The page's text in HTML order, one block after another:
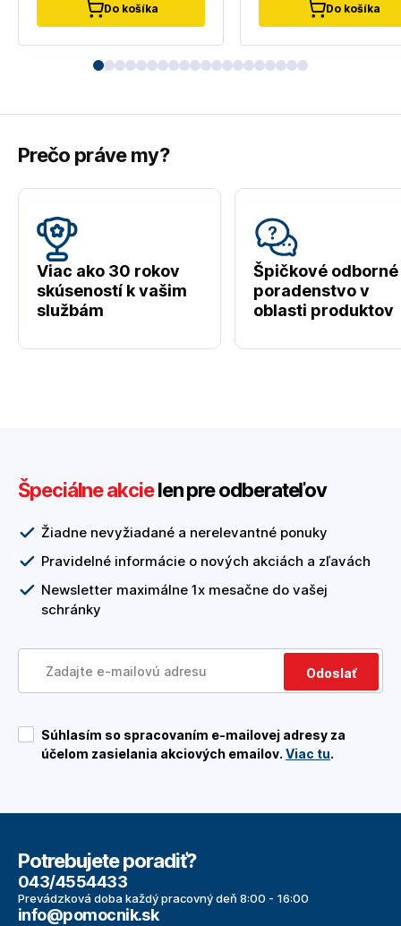
Do košíka Do košíka
Prečo práve my?
Viac ako 30 rokov
skúseností k vašim
službám
Špičkové odborné
poradenstvo v
oblasti produktov
Špeciálne akcielen pre odberateľov
Žiadne nevyžiadané a nerelevantné ponuky
Pravidelné informácie o nových akciách a zľavách
Newsletter maximálne 1x mesačne do vašej
schránky
Odoslať
Súhlasím so spracovaním e-mailovej adresy za
účelom zasielania akciových emailov. Viac tu.
Potrebujete poradiť?
043/4554433
Prevádzková doba každý pracovný deň 8:00 - 16:00
info@pomocnik.sk